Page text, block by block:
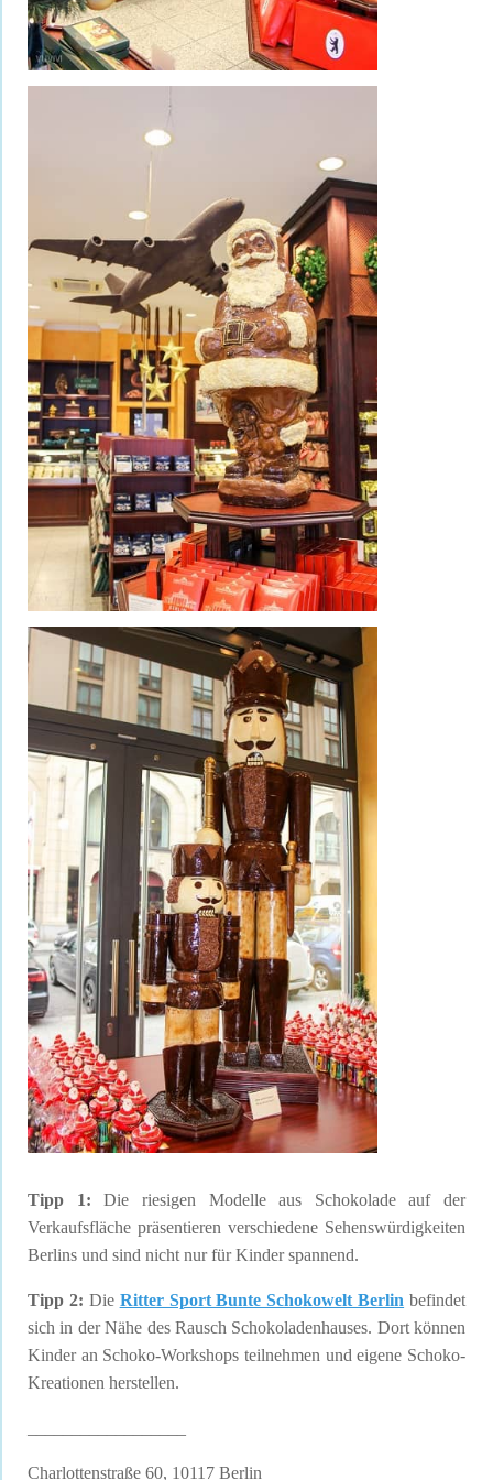
Tipp 1: Die riesigen Modelle aus Schokolade auf der
Verkaufsfläche präsentieren verschiedene Sehenswürdigkeiten
Berlins und sind nicht nur für Kinder spannend.
Tipp 2: Die Ritter Sport Bunte Schokowelt Berlin befindet
sich in der Nähe des Rausch Schokoladenhauses. Dort können
Kinder an Schoko-Workshops teilnehmen und eigene Schoko-
Kreationen herstellen.
Charlottenstraße 60, 10117 Berlin